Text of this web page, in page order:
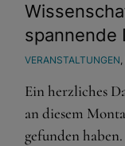
spannende
VERANSTALTUNGEN,
Ein herzliches
an diesem
gefunden